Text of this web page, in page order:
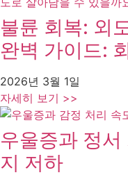
불륜 회복: 외
완벽 가이드:
2026년 3월 1일
자세히 보기 >>
우울증과 정서
지 저하